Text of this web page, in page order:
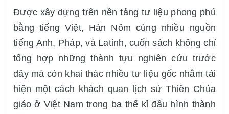
Được xây dựng trên nền tảng tư liệu phong phú
bằng tiếng Việt, Hán Nôm cùng nhiều nguồn
tiếng Anh, Pháp, và Latinh, cuốn sách không chỉ
tổng hợp những thành tựu nghiên cứu trước
đây mà còn khai thác nhiều tư liệu gốc nhằm tái
hiện một cách khách quan lịch sử Thiên Chúa
giáo ở Việt Nam trong ba thế kỉ đầu hình thành